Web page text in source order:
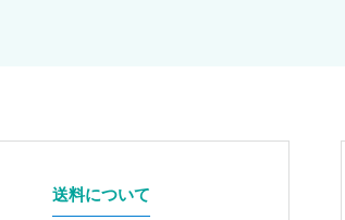
送料について